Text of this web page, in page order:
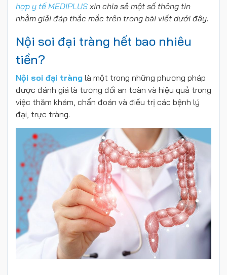
hợp y tế MEDIPLUS xin chia sẻ một số thông tin
nhằm giải đáp thắc mắc trên trong bài viết dưới đây.
Nội soi đại tràng hết bao nhiêu
tiền?
Nội soi đại tràng là một trong những phương pháp
được đánh giá là tương đối an toàn và hiệu quả trong
việc thăm khám, chẩn đoán và điều trị các bệnh lý
đại, trực tràng.